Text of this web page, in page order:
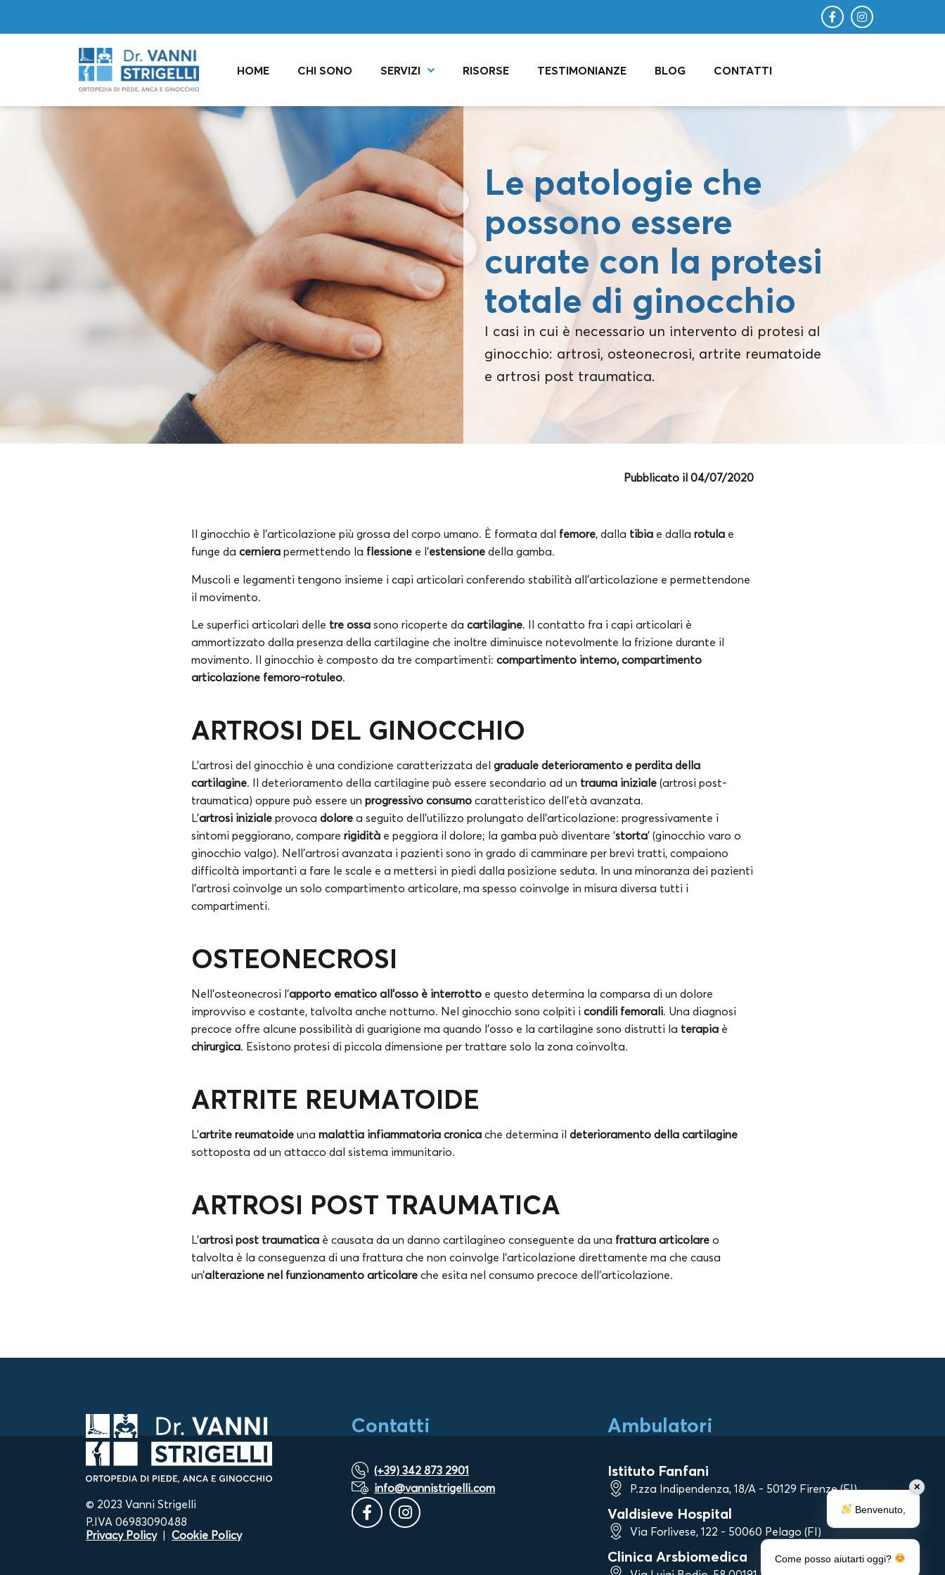
HOME CHI SONO SERVIZI RISORSE TESTIMONIANZE BLOG CONTATTI
Le patologie che
possono essere
curate con la protesi
totale di ginocchio
I casi in cui è necessario un intervento di protesi al
ginocchio: artrosi, osteonecrosi, artrite reumatoide
e artrosi post traumatica.
Pubblicato il 04/07/2020
Il ginocchio è l’articolazione più grossa del corpo umano. È formata dal femore, dalla tibia e dalla rotula e
funge da cerniera permettendo la flessione e l’estensione della gamba.
Muscoli e legamenti tengono insieme i capi articolari conferendo stabilità all’articolazione e permettendone
il movimento.
Le superfici articolari delle tre ossa sono ricoperte da cartilagine. Il contatto fra i capi articolari è
ammortizzato dalla presenza della cartilagine che inoltre diminuisce notevolmente la frizione durante il
movimento. Il ginocchio è composto da tre compartimenti: compartimento interno, compartimento
articolazione femoro-rotuleo.
ARTROSI DEL GINOCCHIO
L’artrosi del ginocchio è una condizione caratterizzata del graduale deterioramento e perdita della
cartilagine. Il deterioramento della cartilagine può essere secondario ad un trauma iniziale (artrosi post-
traumatica) oppure può essere un progressivo consumo caratteristico dell’età avanzata.
L’artrosi iniziale provoca dolore a seguito dell’utilizzo prolungato dell’articolazione: progressivamente i
sintomi peggiorano, compare rigidità e peggiora il dolore; la gamba può diventare ‘storta’ (ginocchio varo o
ginocchio valgo). Nell’artrosi avanzata i pazienti sono in grado di camminare per brevi tratti, compaiono
difficoltà importanti a fare le scale e a mettersi in piedi dalla posizione seduta. In una minoranza dei pazienti
l’artrosi coinvolge un solo compartimento articolare, ma spesso coinvolge in misura diversa tutti i
compartimenti.
OSTEONECROSI
Nell’osteonecrosi l’apporto ematico all’osso è interrotto e questo determina la comparsa di un dolore
improvviso e costante, talvolta anche notturno. Nel ginocchio sono colpiti i condili femorali. Una diagnosi
precoce offre alcune possibilità di guarigione ma quando l’osso e la cartilagine sono distrutti la terapia è
chirurgica. Esistono protesi di piccola dimensione per trattare solo la zona coinvolta.
ARTRITE REUMATOIDE
L’artrite reumatoide una malattia infiammatoria cronica che determina il deterioramento della cartilagine
sottoposta ad un attacco dal sistema immunitario.
ARTROSI POST TRAUMATICA
L’artrosi post traumatica è causata da un danno cartilagineo conseguente da una frattura articolare o
talvolta è la conseguenza di una frattura che non coinvolge l’articolazione direttamente ma che causa
un’alterazione nel funzionamento articolare che esita nel consumo precoce dell’articolazione.
© 2023 Vanni Strigelli
P.IVA 06983090488
Privacy Policy| Cookie Policy
Contatti
(+39) 342 873 2901
info@vannistrigelli.com
Ambulatori
Istituto Fanfani
P.zza Indipendenza, 18/A - 50129 Firenze (FI)
Valdisieve Hospital
Via Forlivese, 122 - 50060 Pelago (FI)
Clinica Arsbiomedica
✕
Benvenuto,
Come posso aiutarti oggi?